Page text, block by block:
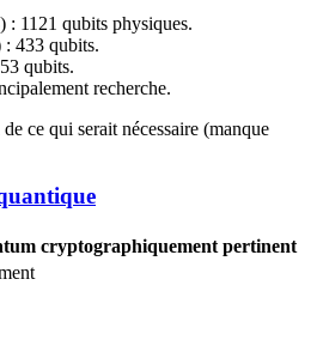
: 1121 qubits physiques.
: 433 qubits.
qubits.
recherche.
ce qui serait nécessaire (manque
cryptographiquement pertinent